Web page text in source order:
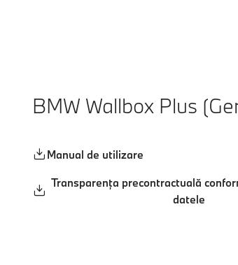
BMW Wallbox Plus
Manual de utilizare
Transparenţa precontractuală
datele